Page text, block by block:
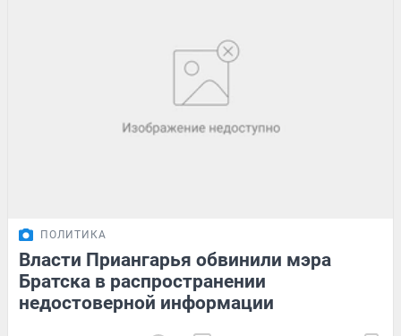
ПОЛИТИКА
Власти Приангарья обвинили мэра
Братска в распространении
недостоверной информации